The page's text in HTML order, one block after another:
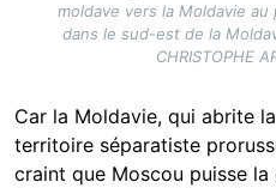
moldave vers la Moldavie
dans le sud-est de la
CHRISTOPHE
Car la Moldavie, qui abrite
territoire séparatiste
craint que Moscou puisse